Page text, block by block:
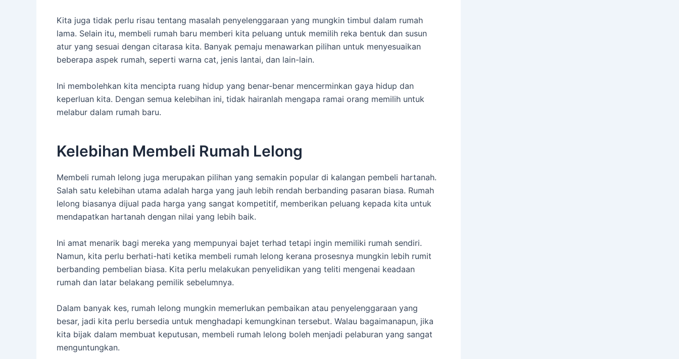
Kita juga tidak perlu risau tentang masalah penyelenggaraan yang mungkin timbul dalam rumah
lama. Selain itu, membeli rumah baru memberi kita peluang untuk memilih reka bentuk dan susun
atur yang sesuai dengan citarasa kita. Banyak pemaju menawarkan pilihan untuk menyesuaikan
beberapa aspek rumah, seperti warna cat, jenis lantai, dan lain-lain.
Ini membolehkan kita mencipta ruang hidup yang benar-benar mencerminkan gaya hidup dan
keperluan kita. Dengan semua kelebihan ini, tidak hairanlah mengapa ramai orang memilih untuk
melabur dalam rumah baru.
Kelebihan Membeli Rumah Lelong
Membeli rumah lelong juga merupakan pilihan yang semakin popular di kalangan pembeli hartanah.
Salah satu kelebihan utama adalah harga yang jauh lebih rendah berbanding pasaran biasa. Rumah
lelong biasanya dijual pada harga yang sangat kompetitif, memberikan peluang kepada kita untuk
mendapatkan hartanah dengan nilai yang lebih baik.
Ini amat menarik bagi mereka yang mempunyai bajet terhad tetapi ingin memiliki rumah sendiri.
Namun, kita perlu berhati-hati ketika membeli rumah lelong kerana prosesnya mungkin lebih rumit
berbanding pembelian biasa. Kita perlu melakukan penyelidikan yang teliti mengenai keadaan
rumah dan latar belakang pemilik sebelumnya.
Dalam banyak kes, rumah lelong mungkin memerlukan pembaikan atau penyelenggaraan yang
besar, jadi kita perlu bersedia untuk menghadapi kemungkinan tersebut. Walau bagaimanapun, jika
kita bijak dalam membuat keputusan, membeli rumah lelong boleh menjadi pelaburan yang sangat
menguntungkan.